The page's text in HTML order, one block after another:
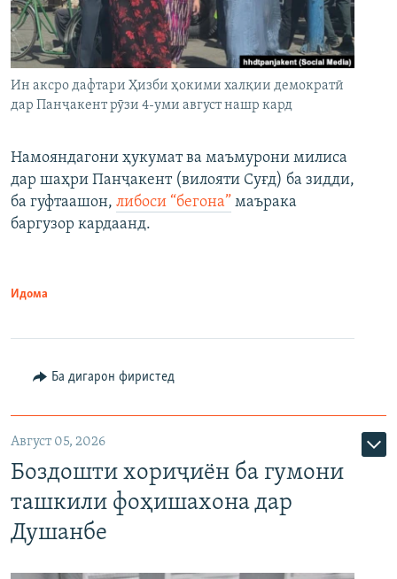
Ин аксро дафтари Ҳизби ҳокими халқии демократӣ
дар Панҷакент рӯзи 4-уми август нашр кард
Намояндагони ҳукумат ва маъмурони милиса
дар шаҳри Панҷакент (вилояти Суғд) ба зидди,
ба гуфтаашон, либоси “бегона” маърака
баргузор кардаанд.
Идома
Ба дигарон фиристед
Август 05, 2026
Боздошти хориҷиён ба гумони
ташкили фоҳишахона дар
Душанбе